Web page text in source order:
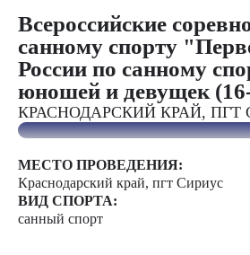
Всероссийские
санному спорту
России по санному
юношей и девущек
КРАСНОДАРСКИЙ КРАЙ, ПГТ
МЕСТО ПРОВЕДЕНИЯ:
Краснодарский край, пгт Сириус
ВИД СПОРТА:
санный спорт